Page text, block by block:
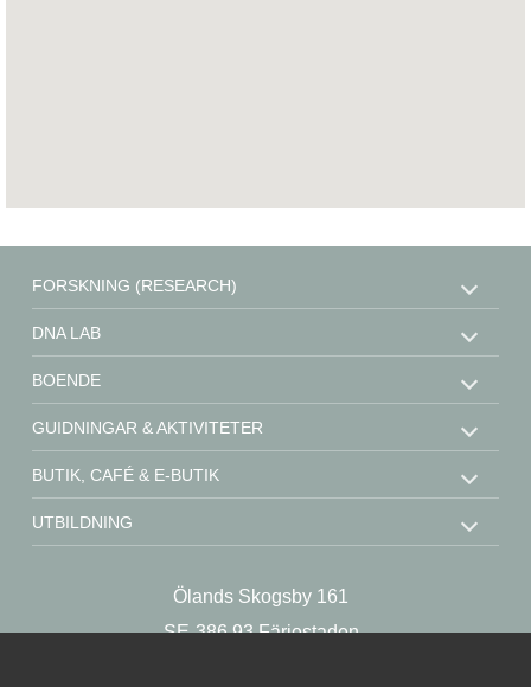
Ölands Skogsby 161
SE-386 93 Färjestaden
FORSKNING (RESEARCH)
DNA LAB
BOENDE
GUIDNINGAR & AKTIVITETER
BUTIK, CAFÉ & E-BUTIK
UTBILDNING